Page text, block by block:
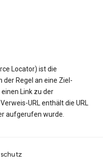
Locator) ist die
der Regel an eine Ziel-
Link zu der
URL enthält die URL
aufgerufen wurde.